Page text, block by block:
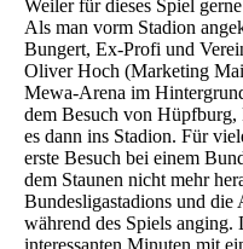
Weiler für dieses Spiel
Als man vorm Stadion
Bungert, Ex-Profi und
Oliver Hoch (Marketing
Mewa-Arena im
dem Besuch von Hüpfburg,
es dann ins Stadion. Für
erste Besuch bei einem
dem Staunen nicht mehr
Bundesligastadions und die
während des Spiels anging.